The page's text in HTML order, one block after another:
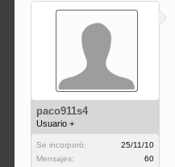
paco911s4
Usuario +
Se incorporó:
25/11/10
Mensajes:
60